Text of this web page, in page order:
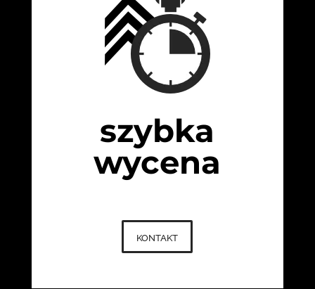
szybka
wycena
kontakt